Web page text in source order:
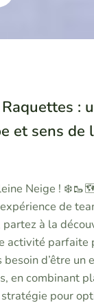
:
et sens de
Neige !
de
à la
activité
d’être un
en combinant
pour